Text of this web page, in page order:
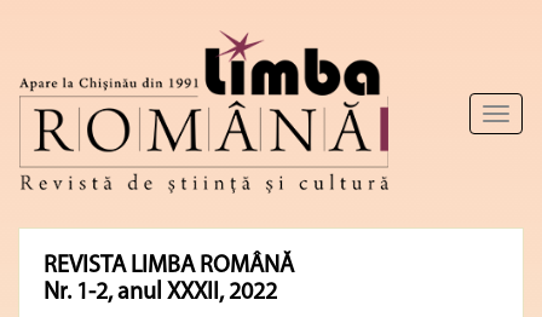
Toggle
REVISTA LIMBA ROMÂNĂ
Nr. 1-2, anul XXXII, 2022